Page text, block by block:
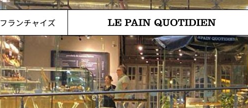
メインコンテンツに直接移動
フランチャイズ
Le Pain Quotidienは「毎日のパン」を意味しま
す。